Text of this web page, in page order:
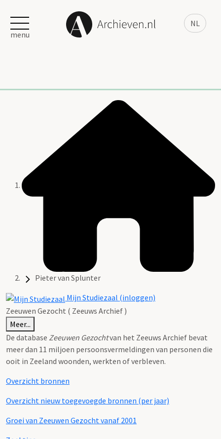
NL
menu
Pieter van Splunter
Mijn Studiezaal (inloggen)
Zeeuwen Gezocht ( Zeeuws Archief )
Meer...
De database Zeeuwen Gezochtvan het Zeeuws Archief bevat
meer dan 11 miljoen persoonsvermeldingen van personen die
ooit in Zeeland woonden, werkten of verbleven.
Overzicht bronnen
Overzicht nieuw toegevoegde bronnen (per jaar)
Groei van Zeeuwen Gezocht vanaf 2001